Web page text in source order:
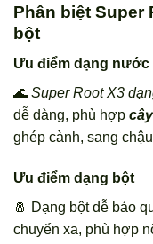
Phân biệt Super
bột
Ưu điểm dạng nước
🌊 Super Root X3
dễ dàng, phù hợp
ghép cành, sang
Ưu điểm dạng bột
🧂 Dạng bột dễ bảo
chuyển xa, phù hợp